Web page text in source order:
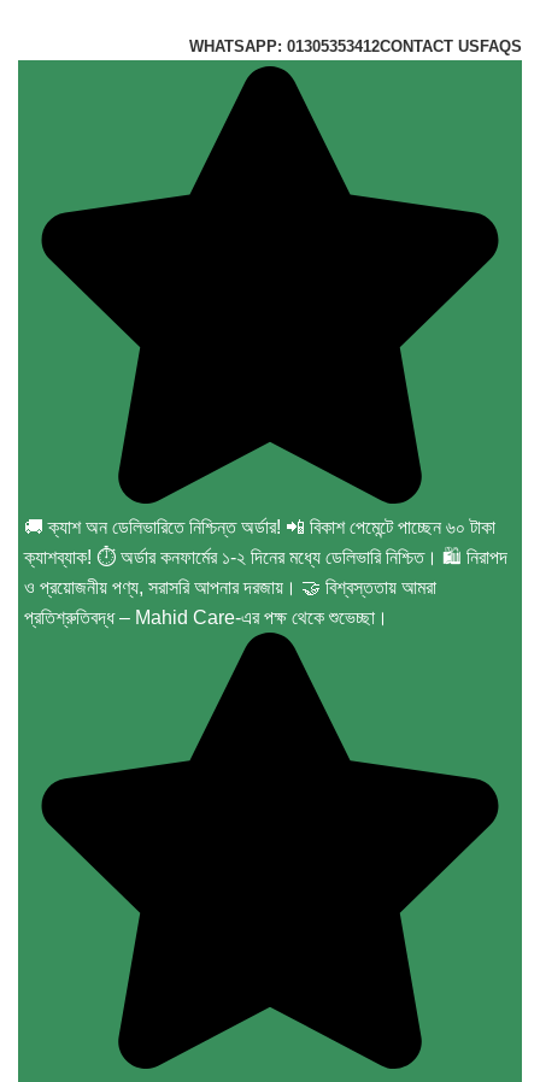
WHATSAPP: 01305353412CONTACT US FAQS
🚚 ক্যাশ অন ডেলিভারিতে নিশ্চিন্ত অর্ডার! 📲 বিকাশ পেমেন্টে পাচ্ছেন ৬০ টাকা
ক্যাশব্যাক! ⏱️ অর্ডার কনফার্মের ১-২ দিনের মধ্যে ডেলিভারি নিশ্চিত। 🛍️ নিরাপদ
ও প্রয়োজনীয় পণ্য, সরাসরি আপনার দরজায়। 🤝 বিশ্বস্ততায় আমরা
প্রতিশ্রুতিবদ্ধ – Mahid Care-এর পক্ষ থেকে শুভেচ্ছা।